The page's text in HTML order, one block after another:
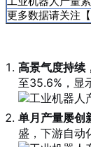
更多数据请关
高景气度持续
至35.6%，显
单月产量屡创
盛，下游自动